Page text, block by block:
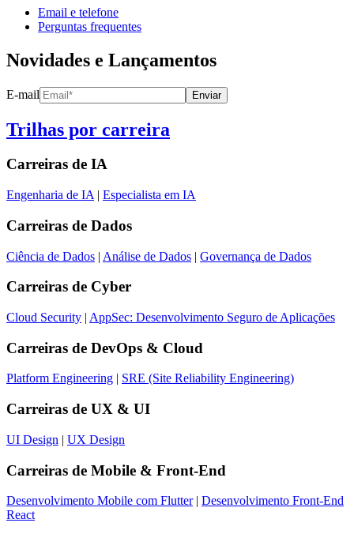
Email e telefone
Perguntas frequentes
Novidades e Lançamentos
E-mail Enviar
Trilhas por carreira
Carreiras de IA
Engenharia de IA | Especialista em IA
Carreiras de Dados
Ciência de Dados | Análise de Dados | Governança de Dados
Carreiras de Cyber
Cloud Security | AppSec: Desenvolvimento Seguro de Aplicações
Carreiras de DevOps & Cloud
Platform Engineering SRE (Site Reliability Engineering)
Carreiras de UX & UI
UI Design | UX Design
Carreiras de Mobile & Front-End
Desenvolvimento Mobile com Flutter| Desenvolvimento Front-End
React